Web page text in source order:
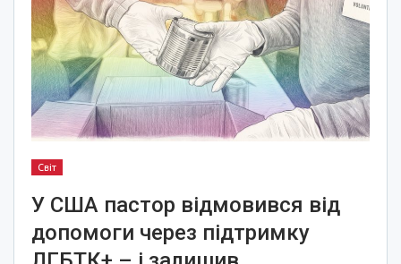
Світ
У США пастор відмовився від
допомоги через підтримку